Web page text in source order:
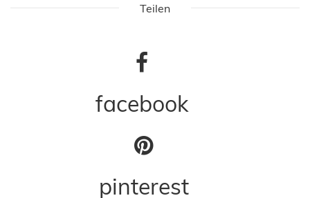
Teilen
facebook
pinterest